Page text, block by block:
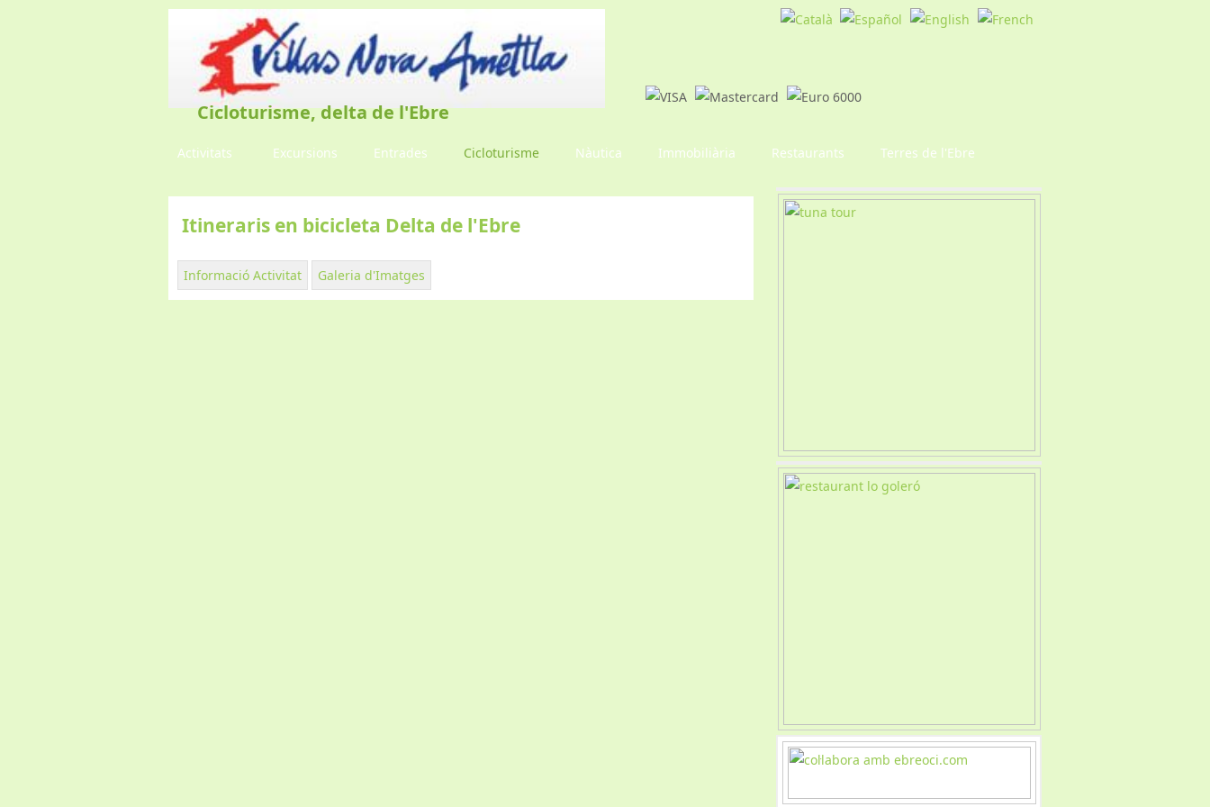
Cicloturisme, delta de l'Ebre
Activitats Excursions Entrades Cicloturisme Nàutica Immobiliària Restaurants Terres de l'Ebre
Itineraris en bicicleta Delta de l'Ebre
Informació Activitat Galeria d'Imatges